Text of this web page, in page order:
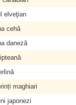
elveţian
cehă
daneză
maghiari
japonezi